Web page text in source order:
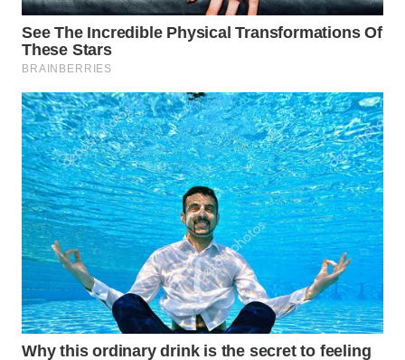
WN
SIMALUNGUN
WN
LABUHANBATU
WN
TAPANULI
TENGAH
WN DELI
SERDANG
WN
TEBING